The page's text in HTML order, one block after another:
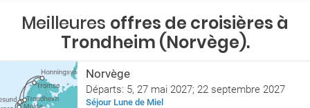
Meilleures offres de croisières à
Trondheim (Norvège).
Norvège
Départs: 5, 27 mai 2027; 22 septembre 2027
Séjour Lune de Miel